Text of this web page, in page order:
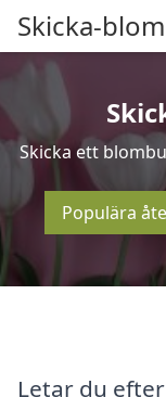
Skicka-
Skicka ett
Populära
Letar du